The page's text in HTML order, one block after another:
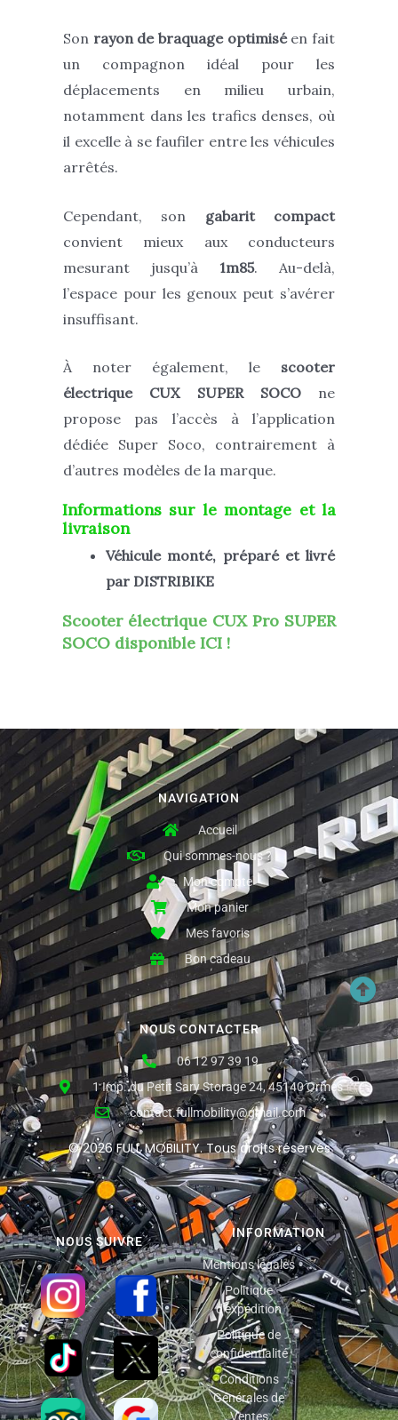
Son rayon de braquage optimiséen fait
un compagnon idéal pour les
déplacements en milieu urbain,
notamment dans les trafics denses, où
il excelle à se faufiler entre les véhicules
arrêtés.
Cependant, son gabarit compact
convient mieux aux conducteurs
mesurant jusqu’à 1m85. Au-delà,
l’espace pour les genoux peut s’avérer
insuffisant.
À noter également, le scooter
électrique CUX SUPER SOCOne
propose pas l’accès à l’application
dédiée Super Soco, contrairement à
d’autres modèles de la marque.
Informations sur le montage et la
livraison
Véhicule monté, préparé et livré
par DISTRIBIKE
Scooter électrique CUX Pro SUPER
SOCO disponible ICI !
NAVIGATION
Accueil
Qui sommes-nous ?
Mon compte
Mon panier
Mes favoris
Bon cadeau
NOUS CONTACTER
06 12 97 39 19
1 Imp. du Petit Sary Storage 24, 45140 Ormes
contact.fullmobility@gmail.com
© 2026 FULL MOBILITY. Tous droits réservés
NOUS SUIVRE
INFORMATION
Mentions légales
Politique
d'expédition
Politique de
confidentialité
Conditions
Générales de
Ventes